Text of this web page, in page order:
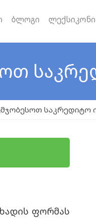
ბლოგი ლექსიკონი
საკრედიტო
ფორმას